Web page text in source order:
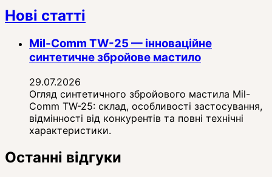
Нові статті
Mil-Comm TW-25 — інноваційне
синтетичне збройове мастило
29.07.2026
Огляд синтетичного збройового мастила Mil-
Comm TW-25: склад, особливості застосування,
відмінності від конкурентів та повні технічні
характеристики.
Останні відгуки